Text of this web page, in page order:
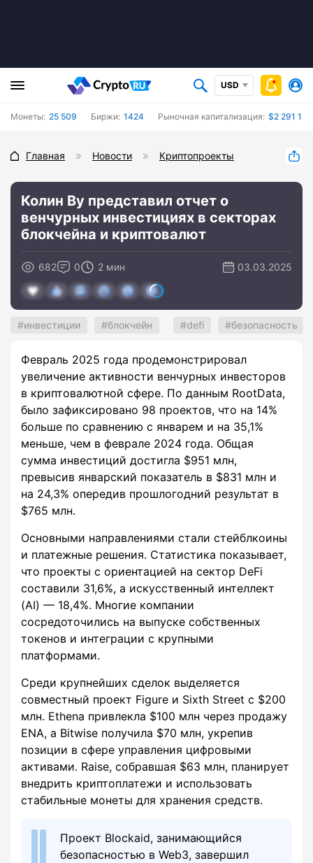
USD
Монеты: 25 509 Биржи: 1424 Рыночная капитализация: $2 291
Главная Новости Криптопроекты
Колин Ву представил отчет о
венчурных инвестициях в секторах
блокчейна и криптовалют
682 0 2 мин 03.03.2025
инвестиции блокчейн defi безопасность
Февраль 2025 года продемонстрировал
увеличение активности венчурных инвесторов
в криптовалютной сфере. По данным RootData,
было зафиксировано 98 проектов, что на 14%
больше по сравнению с январем и на 35,1%
меньше, чем в феврале 2024 года. Общая
сумма инвестиций достигла $951 млн,
превысив январский показатель в $831 млн и
на 24,3% опередив прошлогодний результат в
$765 млн.
Основными направлениями стали стейблкоины
и платежные решения. Статистика показывает,
что проекты с ориентацией на сектор DeFi
составили 31,6%, а искусственный интеллект
(AI) — 18,4%. Многие компании
сосредоточились на выпуске собственных
токенов и интеграции с крупными
платформами.
Среди крупнейших сделок выделяется
совместный проект Figure и Sixth Street с $200
млн. Ethena привлекла $100 млн через продажу
ENA, а Bitwise получила $70 млн, укрепив
позиции в сфере управления цифровыми
активами. Raise, собравшая $63 млн, планирует
внедрить криптоплатежи и использовать
стабильные монеты для хранения средств.
Проект Blockaid, занимающийся
безопасностью в Web3, завершил